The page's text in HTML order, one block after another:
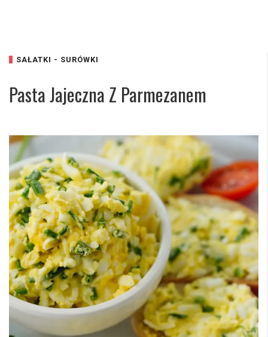
SAŁATKI - SURÓWKI
Pasta Jajeczna Z Parmezanem